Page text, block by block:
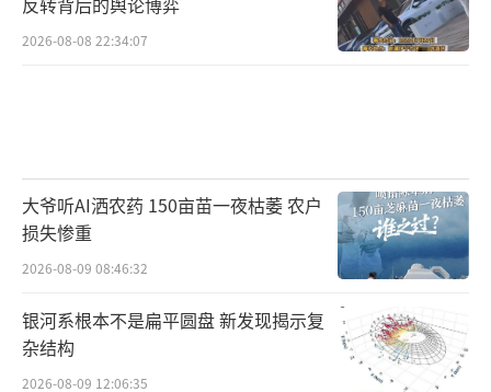
2026-08-08 22:34:07
大爷听AI洒农药 150亩苗一夜枯萎 农户
损失惨重
2026-08-09 08:46:32
银河系根本不是扁平圆盘 新发现揭示复
杂结构
2026-08-09 12:06:35